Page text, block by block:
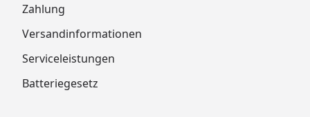
Zahlung
Versandinformationen
Serviceleistungen
Batteriegesetz